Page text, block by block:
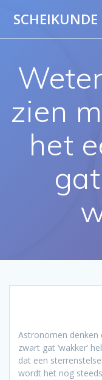
SCHEIKUNDE
zien
het
Astronomen denken
zwart gat ‘wakker’
dat een
wordt het nog